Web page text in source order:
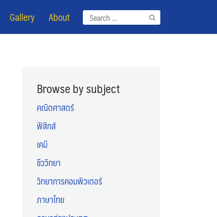
Search
for:
Gallery About
Browse by subject
คณิตศาสตร์
ฟิสิกส์
เคมี
ชีววิทยา
วิทยาการคอมพิวเตอร์
ภาษาไทย